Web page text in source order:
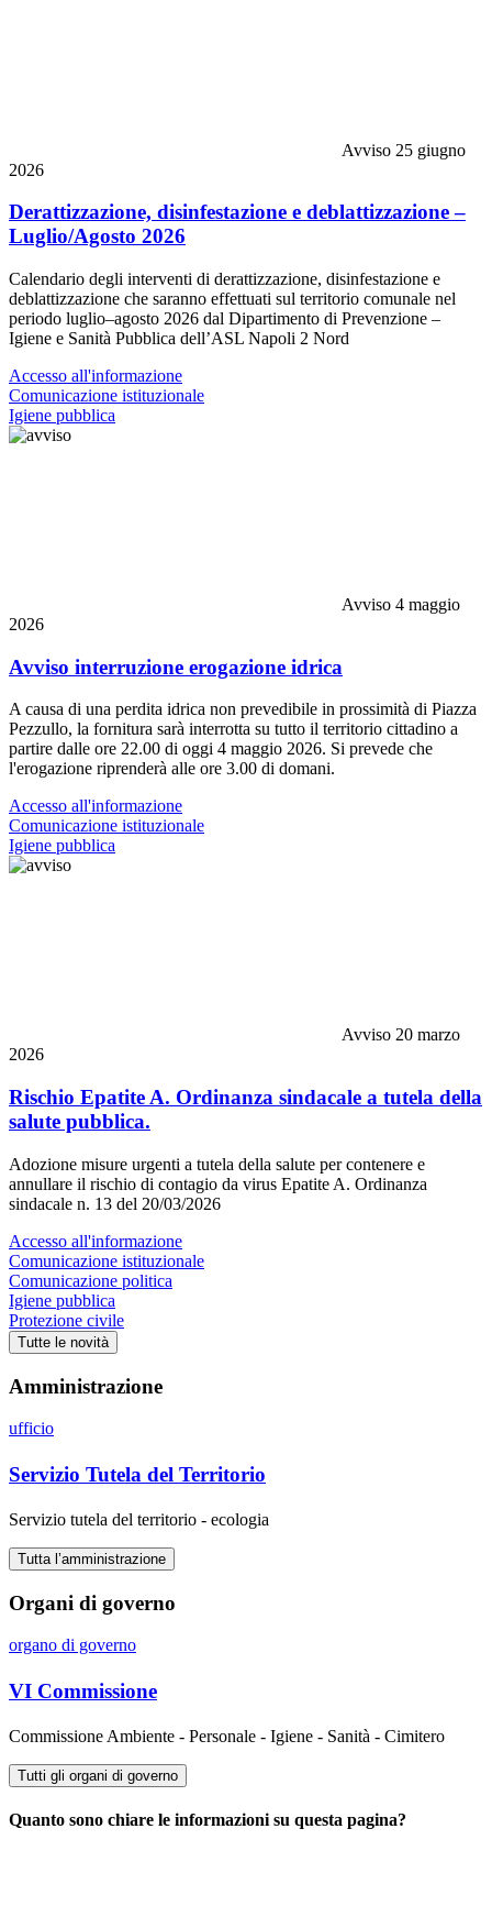
Avviso 25 giugno
2026
Derattizzazione, disinfestazione e deblattizzazione –
Luglio/Agosto 2026
Calendario degli interventi di derattizzazione, disinfestazione e
deblattizzazione che saranno effettuati sul territorio comunale nel
periodo luglio–agosto 2026 dal Dipartimento di Prevenzione –
Igiene e Sanità Pubblica dell’ASL Napoli 2 Nord
Accesso all'informazione
Comunicazione istituzionale
Igiene pubblica
Avviso 4 maggio
2026
Avviso interruzione erogazione idrica
A causa di una perdita idrica non prevedibile in prossimità di Piazza
Pezzullo, la fornitura sarà interrotta su tutto il territorio cittadino a
partire dalle ore 22.00 di oggi 4 maggio 2026. Si prevede che
l'erogazione riprenderà alle ore 3.00 di domani.
Accesso all'informazione
Comunicazione istituzionale
Igiene pubblica
Avviso 20 marzo
2026
Rischio Epatite A. Ordinanza sindacale a tutela della
salute pubblica.
Adozione misure urgenti a tutela della salute per contenere e
annullare il rischio di contagio da virus Epatite A. Ordinanza
sindacale n. 13 del 20/03/2026
Accesso all'informazione
Comunicazione istituzionale
Comunicazione politica
Igiene pubblica
Protezione civile
Tutte le novità
Amministrazione
ufficio
Servizio Tutela del Territorio
Servizio tutela del territorio - ecologia
Tutta l’amministrazione
Organi di governo
organo di governo
VI Commissione
Commissione Ambiente - Personale - Igiene - Sanità - Cimitero
Tutti gli organi di governo
Quanto sono chiare le informazioni su questa pagina?